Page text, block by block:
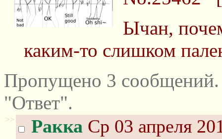
Ычан,
каким-то слишком
Пропущено 3
"Ответ".
>> Ракка Ср 03 апреля